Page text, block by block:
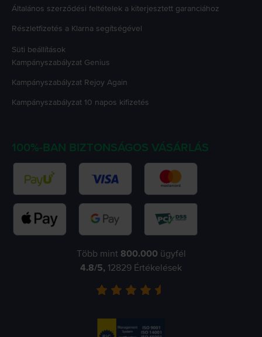
Általános szerződési feltételek a kiterjesztett garanciához
Részletfizetés a Klarna segítségével
Süti beállítások
Kampányszabályzat Genius
Kampányszabályzat Rejoy Again
Kampányszabályzat 10 napos kifizetés
100%-BAN BIZTONSÁGOS VÁSÁRLÁS
Több mint 800.000 ügyfél
4.8/5, 12829 Értékelések